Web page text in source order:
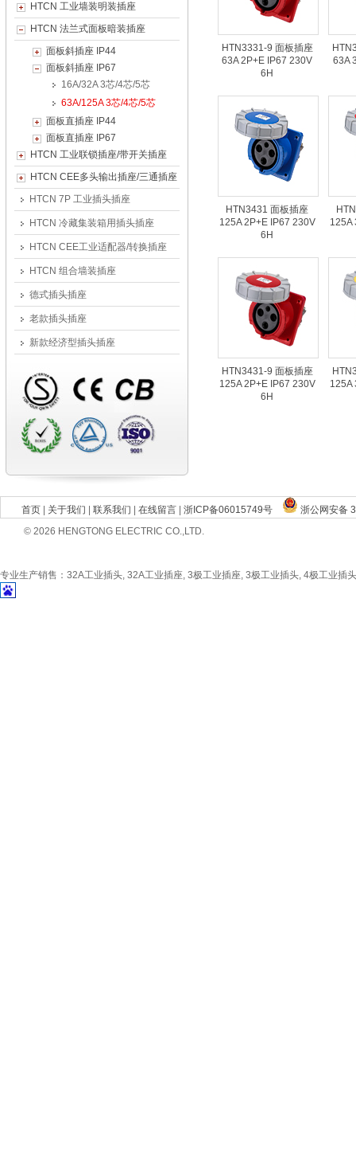
HTCN 工业墙装明装插座
HTCN 法兰式面板暗装插座
面板斜插座 IP44
面板斜插座 IP67
16A/32A 3芯/4芯/5芯
63A/125A 3芯/4芯/5芯
面板直插座 IP44
面板直插座 IP67
HTCN 工业联锁插座/带开关插座
HTCN CEE多头输出插座/三通插座
HTCN 7P 工业插头插座
HTCN 冷藏集装箱用插头插座
HTCN CEE工业适配器/转换插座
HTCN 组合墙装插座
德式插头插座
老款插头插座
新款经济型插头插座
HTN3331-9 面板插座
63A 2P+E IP67 230V
6H
63A
HTN3431 面板插座
125A 2P+E IP67 230V
6H
125A
HTN3431-9 面板插座
125A 2P+E IP67 230V
6H
125A
首页 关于我们 联系我们 在线留言 浙ICP备06015749号
浙公网安备
© 2026 HENGTONG ELECTRIC CO.,LTD.
专业生产销售：32A工业插头, 32A工业插座, 3极工业插座, 3极工业插头, 4极工业